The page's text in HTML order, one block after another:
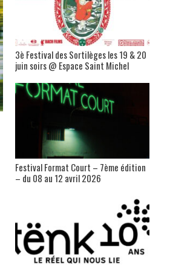
3è Festival des Sortilèges les 19 & 20
juin soirs @ Espace Saint Michel
Festival Format Court – 7ème édition
– du 08 au 12 avril 2026